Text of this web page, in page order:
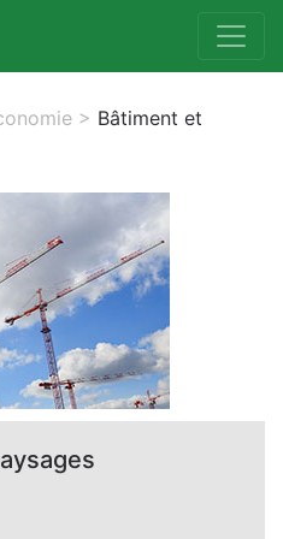
> Bâtiment et